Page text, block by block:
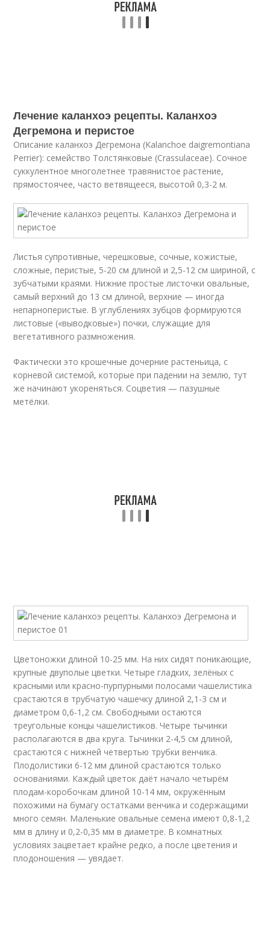
Лечение каланхоэ рецепты. Каланхоэ
Дегремона и перистое
Описание каланхоэ Дегремона (Kalanchoe daigremontiana
Perrier): семейство Толстянковые (Crassulaceae). Сочное
суккулентное многолетнее травянистое растение,
прямостоячее, часто ветвящееся, высотой 0,3-2 м.
Листья супротивные, черешковые, сочные, кожистые,
сложные, перистые, 5-20 см длиной и 2,5-12 см шириной, с
зубчатыми краями. Нижние простые листочки овальные,
самый верхний до 13 см длиной, верхние — иногда
непарноперистые. В углублениях зубцов формируются
листовые («выводковые») почки, служащие для
вегетативного размножения.
Фактически это крошечные дочерние растеньица, с
корневой системой, которые при падении на землю, тут
же начинают укореняться. Соцветия — пазушные
метёлки.
Цветоножки длиной 10-25 мм. На них сидят поникающие,
крупные двуполые цветки. Четыре гладких, зелёных с
красными или красно-пурпурными полосами чашелистика
срастаются в трубчатую чашечку длиной 2,1-3 см и
диаметром 0,6-1,2 см. Свободными остаются
треугольные концы чашелистиков. Четыре тычинки
располагаются в два круга. Тычинки 2-4,5 см длиной,
срастаются с нижней четвертью трубки венчика.
Плодолистики 6-12 мм длиной срастаются только
основаниями. Каждый цветок даёт начало четырём
плодам-коробочкам длиной 10-14 мм, окружённым
похожими на бумагу остатками венчика и содержащими
много семян. Маленькие овальные семена имеют 0,8-1,2
мм в длину и 0,2-0,35 мм в диаметре. В комнатных
условиях зацветает крайне редко, а после цветения и
плодоношения — увядает.